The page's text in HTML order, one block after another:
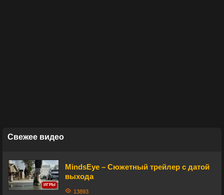
Свежее видео
ИГРЫ
MindsEye – Сюжетный трейлер с датой
выхода
13893